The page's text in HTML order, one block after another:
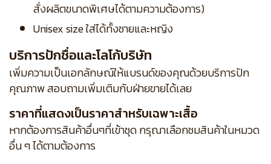
สั่งผลิตขนาดพิเศษได้ตามความต้องการ)
Unisex size ใส่ได้ทั้งชายและหญิง
บริการปักชื่อและโลโก้บริษัท
เพิ่มความเป็นเอกลักษณ์ให้แบรนด์ของคุณด้วยบริการปัก
คุณภาพ สอบถามเพิ่มเติมกับฝ่ายขายได้เลย
ราคาที่แสดงเป็นราคาสำหรับเฉพาะเสื้อ
หากต้องการสินค้าอื่นๆที่เข้าชุด กรุณาเลือกชมสินค้าในหมวด
อื่น ๆ ได้ตามต้องการ